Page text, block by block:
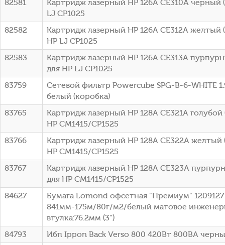
82581
Картридж лазерный HP 126A CE310A черный
LJ CP1025
82582
Картридж лазерный HP 126A CE312A желтый
HP LJ CP1025
82583
Картридж лазерный HP 126A CE313A
для HP LJ CP1025
83759
Сетевой фильтр Powercube SPG-B-6-WHITE
белый (коробка)
83765
Картридж лазерный HP 128A CE321A голубой
HP CM1415/CP1525
83766
Картридж лазерный HP 128A CE322A желтый
HP CM1415/CP1525
83767
Картридж лазерный HP 128A CE323A
для HP CM1415/CP1525
84627
Бумага Lomond офсетная "Премиум" 1209127
841мм-175м/80г/м2/белый матовое
втулка:76.2мм (3")
84793
Ибп Ippon Back Verso 800 420Вт 800ВА